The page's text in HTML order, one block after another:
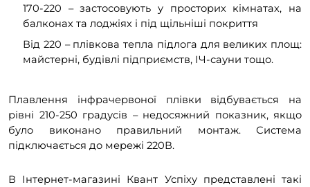
170-220 – застосовують у просторих кімнатах, на
балконах та лоджіях і під щільніші покриття
Від 220 – плівкова тепла підлога для великих площ:
майстерні, будівлі підприємств, ІЧ-сауни тощо.
Плавлення інфрачервоної плівки відбувається на
рівні 210-250 градусів – недосяжний показник, якщо
було виконано правильний монтаж. Система
підключається до мережі 220В.
В Інтернет-магазині Квант Успіху представлені такі